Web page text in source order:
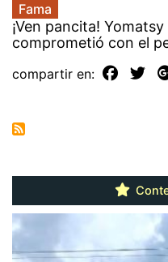
Fama
¡Ven pancita!
comprometió con el
compartir en: